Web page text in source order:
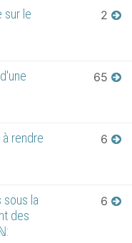
sur le
2
65
à rendre
6
sous la
des
6